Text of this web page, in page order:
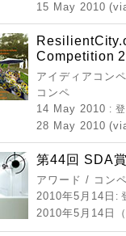
15 May 2010
Competition
アイディアコン
コンペ
14 May 2010 :
28 May 2010
第44回 SDA
アワード / コン
2010年5月14日 :
2010年5月14日